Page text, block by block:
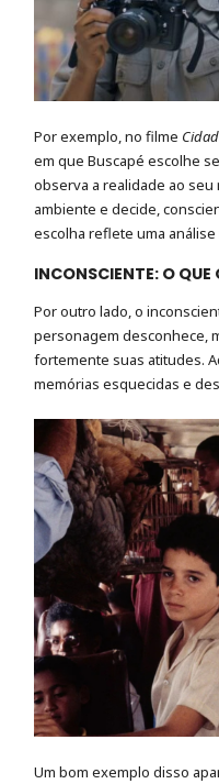
Por exemplo, no filme
em que Buscapé escolhe
observa a realidade ao
ambiente e decide,
escolha reflete uma
INCONSCIENTE: O
Por outro lado, o
personagem desconhece,
fortemente suas atitudes.
memórias esquecidas e
Um bom exemplo disso